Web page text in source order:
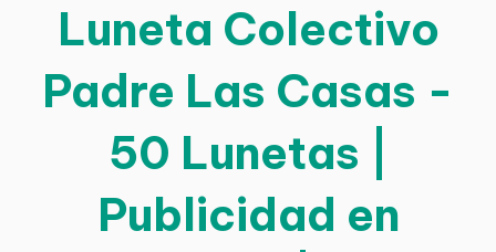
Luneta Colectivo
Padre Las Casas -
50 Lunetas |
Publicidad en